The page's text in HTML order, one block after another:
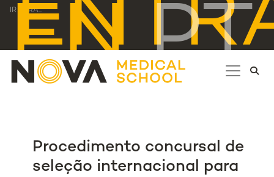
IR PARA...
EN PT
Procedimento concursal de
seleção internacional para